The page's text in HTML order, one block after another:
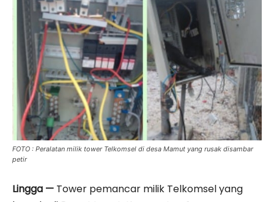
FOTO : Peralatan milik tower Telkomsel di desa Mamut yang rusak disambar
petir
Lingga — Tower pemancar milik Telkomsel yang